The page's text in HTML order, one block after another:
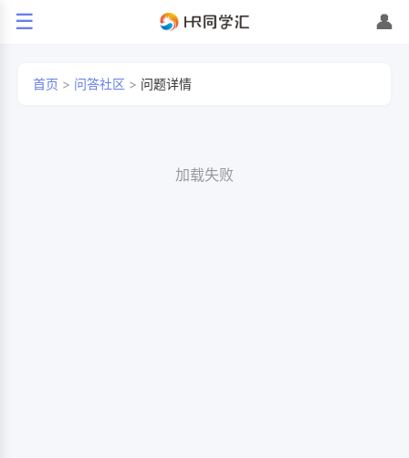
☰ 👤
首页 > 问答社区 > 问题详情
加载失败